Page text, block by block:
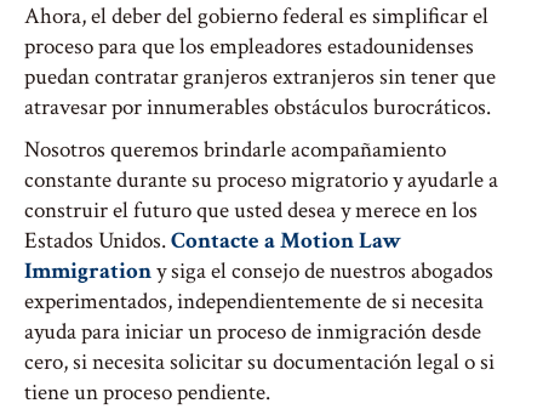
Ahora, el deber del gobierno federal es simplificar el
proceso para que los empleadores estadounidenses
puedan contratar granjeros extranjeros sin tener que
atravesar por innumerables obstáculos burocráticos.
Nosotros queremos brindarle acompañamiento
constante durante su proceso migratorio y ayudarle a
construir el futuro que usted desea y merece en los
Estados Unidos.Contacte a Motion Law
Immigrationy siga el consejo de nuestros abogados
experimentados, independientemente de si necesita
ayuda para iniciar un proceso de inmigración desde
cero, si necesita solicitar su documentación legal o si
tiene un proceso pendiente.